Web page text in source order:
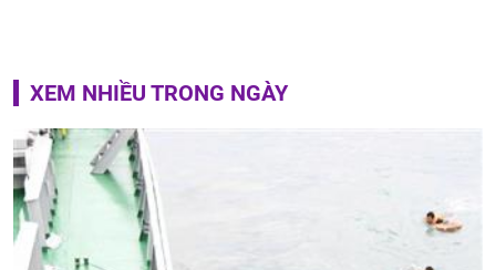
XEM NHIỀU TRONG NGÀY